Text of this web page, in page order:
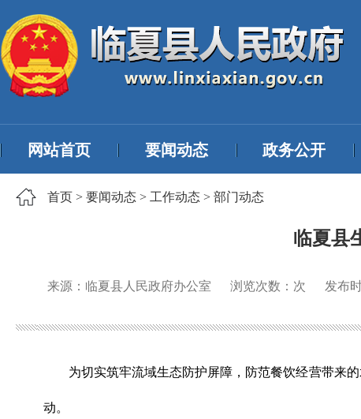
网站首页 要闻动态 政务公开
首页 > 要闻动态 > 工作动态 > 部门动态
临夏县
来源：临夏县人民政府办公室 浏览次数： 次 发布
为切实筑牢流域生态防护屏障，防范餐饮经营带来
动。